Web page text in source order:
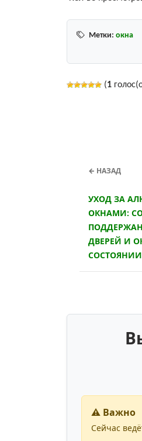
Метки: окна
(1
← НАЗАД
УХОД ЗА
ОКНАМИ:
ДВЕРЕЙ И
СОСТОЯНИИ
⚠️ Важно
Сейчас